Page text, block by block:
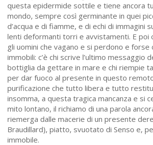
questa epidermide sottile e tiene ancora
mondo, sempre così germinante in quei
d’acqua e di fiamme, e di echi di immagini
lenti deformanti torri e avvistamenti. E poi
gli uomini che vagano e si perdono e forse
immobili: c’è chi scrive l’ultimo messaggio
bottiglia da gettare in mare e chi riempie
per dar fuoco al presente in questo
purificazione che tutto libera e tutto
insomma, a questa tragica mancanza e si
mito lontano, il richiamo di una parola
riemerga dalle macerie di un presente
Braudillard), piatto, svuotato di Senso e,
immobile.